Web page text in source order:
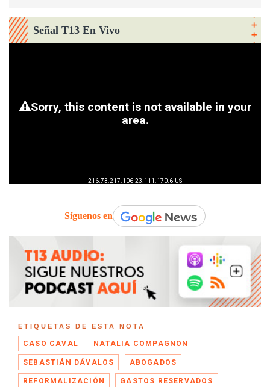
Señal T13 En Vivo
Síguenos en
ETIQUETAS DE ESTA NOTA
CASO CAVAL NATALIA COMPAGNON
SEBASTIÁN DÁVALOS ABOGADOS
REFORMALIZACIÓN GASTOS RESERVADOS